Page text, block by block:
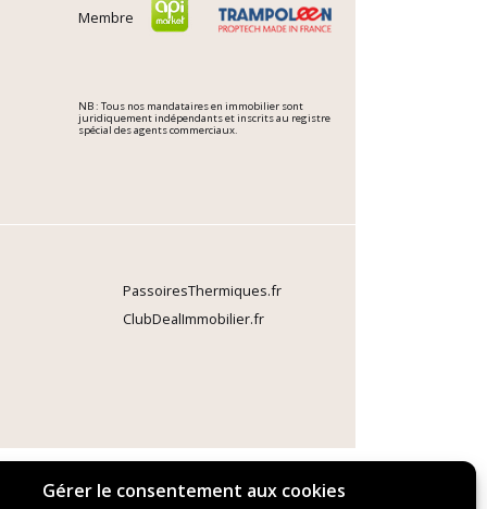
Gérer le consentement aux cookies
Membre
NB : Tous nos mandataires en immobilier sont
juridiquement indépendants et inscrits au registre
spécial des agents commerciaux.
PassoiresThermiques.fr
ClubDealImmobilier.fr